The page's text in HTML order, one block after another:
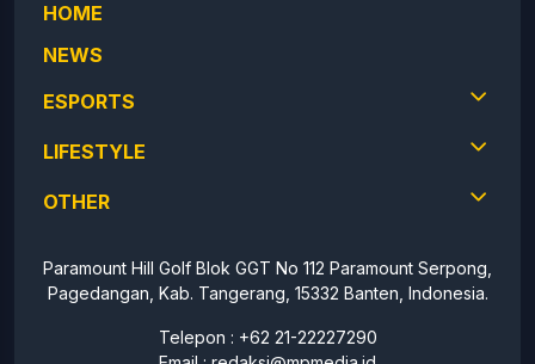
HOME
NEWS
ESPORTS
LIFESTYLE
OTHER
Paramount Hill Golf Blok GGT No 112 Paramount Serpong,
Pagedangan, Kab. Tangerang, 15332 Banten, Indonesia.
Telepon : +62 21-22227290